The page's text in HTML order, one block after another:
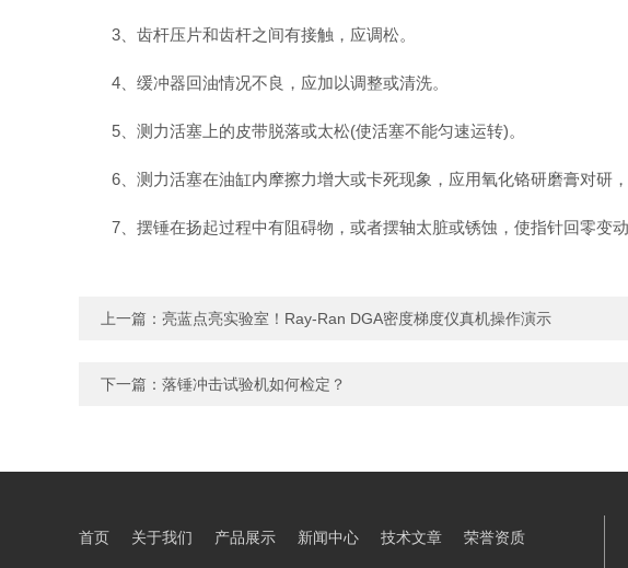
3、齿杆压片和齿杆之间有接触，应调松。
4、缓冲器回油情况不良，应加以调整或清洗。
5、测力活塞上的皮带脱落或太松(使活塞不能匀速运转)。
6、测力活塞在油缸内摩擦力增大或卡死现象，应用氧化铬研磨膏对研，
7、摆锤在扬起过程中有阻碍物，或者摆轴太脏或锈蚀，使指针回零变动
上一篇： 亮蓝点亮实验室！Ray-Ran DGA密度梯度仪真机操作演示
下一篇： 落锤冲击试验机如何检定？
首页 关于我们 产品展示 新闻中心 技术文章 荣誉资质